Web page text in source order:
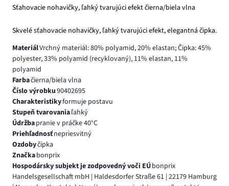
Sťahovacie nohavičky, ľahký tvarujúci efekt čierna/biela vlna
Skvelé sťahovacie nohavičky, ľahký tvarujúci efekt, elegantná čipka.
MateriálVrchný materiál: 80% polyamid, 20% elastan; Čipka: 45%
polyester, 33% polyamid (recyklovaný), 11% elastan, 11%
polyamid
Farbačierna/biela vlna
Číslo výrobku90402695
Charakteristikyformuje postavu
Stupeň tvarovaniaľahký
Údržbapranie v práčke 40°C
Priehľadnosťnepriesvitný
Ozdobyčipka
Značkabonprix
Hospodársky subjekt je zodpovedný voči EÚbonprix
Handelsgesellschaft mbH | Haldesdorfer Straße 61 | 22179 Hamburg